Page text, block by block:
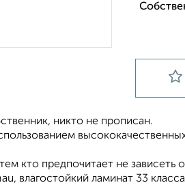
никто не прописан.
кто предпочитает не зависеть
влагостойкий ламинат 33